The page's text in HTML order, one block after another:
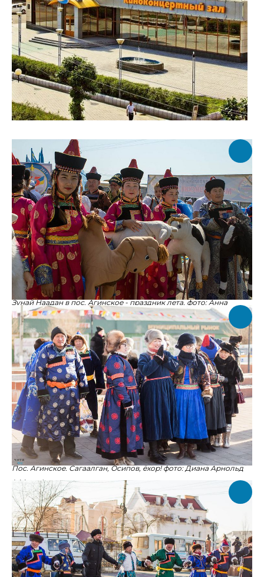
Зунай Наадан в пос. Агинское - праздник лета, фото: Анна
Хвостова (chita.ru)
Пос. Агинское. Сагаалган, Осипов, ёхор! фото: Диана Арнольд
(chita.ru)